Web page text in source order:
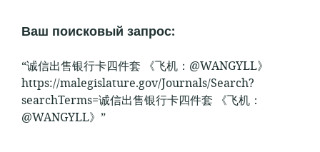
Ваш поисковый запрос:
“诚信出售银行卡四件套 《飞机：@WANGYLL》
https://malegislature.gov/Journals/Search?
searchTerms=诚信出售银行卡四件套 《飞机：
@WANGYLL》”